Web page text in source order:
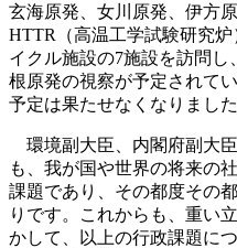
玄海原発、女川原発、伊方
HTTR（高温工学試験研究
イクル施設の7施設を訪問
根原発の視察が予定されて
予定は果たせなくなりました
環境副大臣、内閣府副大
も、我が国や世界の将来の
課題であり、その都度その
りです。これからも、重い
かして、以上の行政課題に